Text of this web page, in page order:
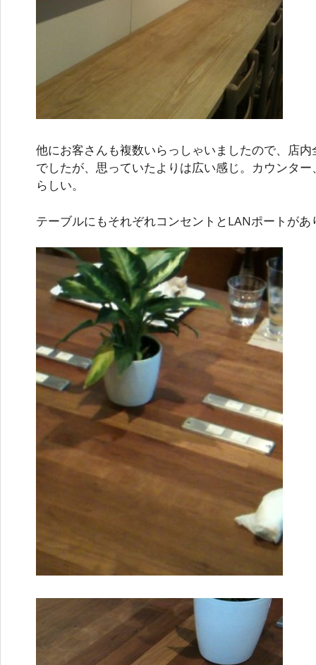
他にお客さんも複数いらっしゃいましたので、店
でしたが、思っていたよりは広い感じ。カウンタ
らしい。
テーブルにもそれぞれコンセントとLANポートがあ